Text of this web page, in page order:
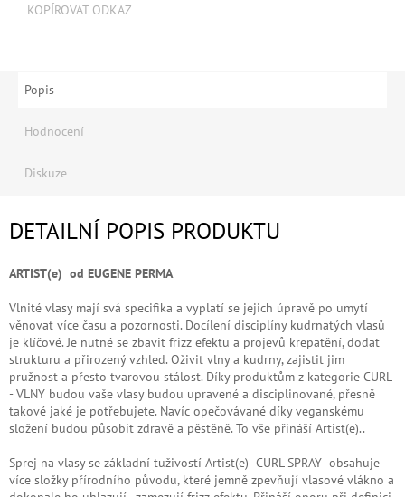
KOPÍROVAT ODKAZ
Popis
Hodnocení
Diskuze
DETAILNÍ POPIS PRODUKTU
ARTIST(e) od EUGENE PERMA
Vlnité vlasy mají svá specifika a vyplatí se jejich úpravě po umytí
věnovat více času a pozornosti. Docílení disciplíny kudrnatých vlasů
je klíčové. Je nutné se zbavit frizz efektu a projevů krepatění, dodat
strukturu a přirozený vzhled. Oživit vlny a kudrny, zajistit jim
pružnost a přesto tvarovou stálost. Díky produktům z kategorie CURL
- VLNY budou vaše vlasy budou upravené a disciplinované, přesně
takové jaké je potřebujete. Navíc opečovávané díky veganskému
složení budou působit zdravě a pěstěně. To vše přináší Artist(e)..
Sprej na vlasy se základní tuživostí Artist(e) CURL SPRAY obsahuje
více složky přírodního původu, které jemně zpevňují vlasové vlákno a